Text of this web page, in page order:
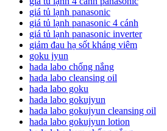
giá tủ lạnh panasonic
giá tủ lạnh panasonic 4 cánh
giá tủ lạnh panasonic inverter
giảm đau hạ sốt kháng viêm
goku jyun
hada labo chống nắng
hada labo cleansing oil
hada labo goku
hada labo gokujyun
hada labo gokujyun cleansing oil
hada labo gokujyun lotion